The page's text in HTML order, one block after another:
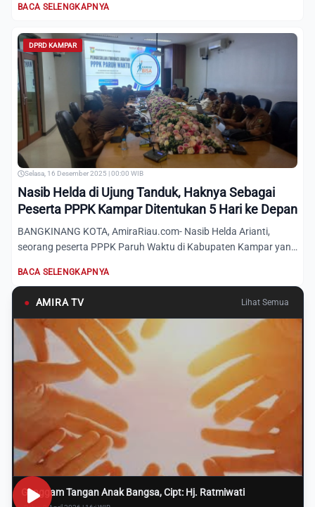
BACA SELENGKAPNYA
DPRD KAMPAR
Selasa, 16 Desember 2025 | 00:00 WIB
Nasib Helda di Ujung Tanduk, Haknya Sebagai
Peserta PPPK Kampar Ditentukan 5 Hari ke Depan
BANGKINANG KOTA, AmiraRiau.com- Nasib Helda Arianti,
seorang peserta PPPK Paruh Waktu di Kabupaten Kampar yang
BACA SELENGKAPNYA
● AMIRA TV Lihat Semua
Genggam Tangan Anak Bangsa, Cipt: Hj. Ratmiwati